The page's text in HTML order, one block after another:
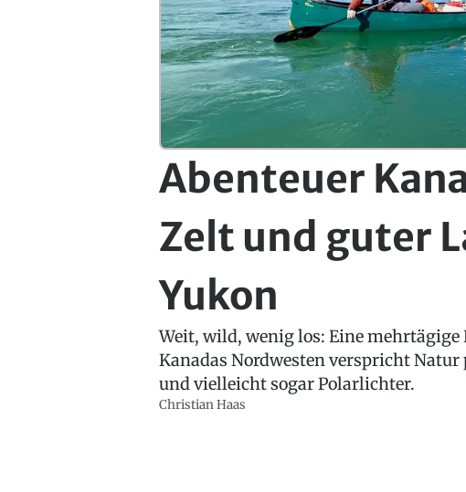
Abenteuer
Zelt und guter
Yukon
Weit, wild, wenig los: Eine
Kanadas Nordwesten verspricht
und vielleicht sogar Polarlichter.
Christian Haas